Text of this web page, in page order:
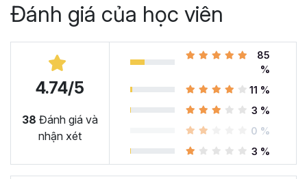
ỨNG DỤNG CỦA
MICROSOFT WORD TRONG
CÔNG VIỆC
Microsoft Word là công cụ làm việc vô cùng quan trọng
trong nhiều ngành nghề hiện nay. Nó cung cấp các tính
năng và chức năng hữu ích để soạn thảo, biên tập tài
liệu… Có thể kể đến một số ứng dụng như:
Đánh giá của học viên
4.74/5
38 Đánh giá và
nhận xét
85
%
11 %
3 %
0 %
3 %